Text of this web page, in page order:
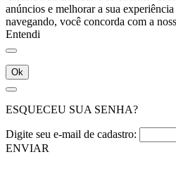
anúncios e melhorar a sua
navegando, você concorda com a
Entendi
Ok
ESQUECEU SUA SENHA?
Digite seu e-mail de cadastro:
ENVIAR